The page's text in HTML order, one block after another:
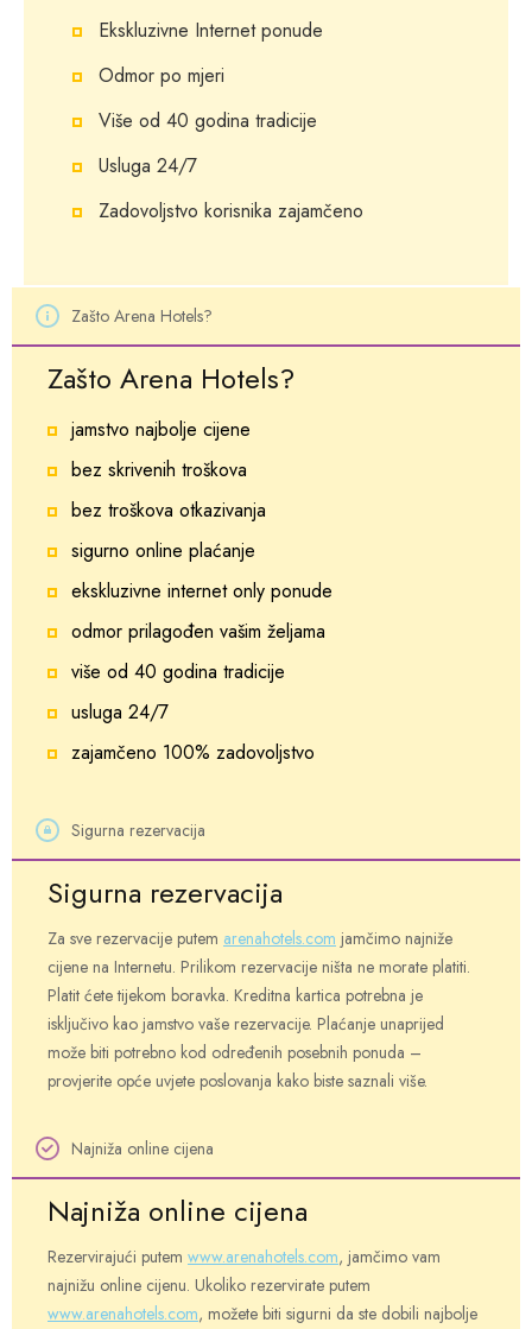
Ekskluzivne Internet ponude
Odmor po mjeri
Više od 40 godina tradicije
Usluga 24/7
Zadovoljstvo korisnika zajamčeno
Zašto Arena Hotels?
Zašto Arena Hotels?
jamstvo najbolje cijene
bez skrivenih troškova
bez troškova otkazivanja
sigurno online plaćanje
ekskluzivne internet only ponude
odmor prilagođen vašim željama
više od 40 godina tradicije
usluga 24/7
zajamčeno 100% zadovoljstvo
Sigurna rezervacija
Sigurna rezervacija
Za sve rezervacije putem arenahotels.com jamčimo najniže
cijene na Internetu. Prilikom rezervacije ništa ne morate platiti.
Platit ćete tijekom boravka. Kreditna kartica potrebna je
isključivo kao jamstvo vaše rezervacije. Plaćanje unaprijed
može biti potrebno kod određenih posebnih ponuda –
provjerite opće uvjete poslovanja kako biste saznali više.
Najniža online cijena
Najniža online cijena
Rezervirajući putem www.arenahotels.com, jamčimo vam
najnižu online cijenu. Ukoliko rezervirate putem
www.arenahotels.com, možete biti sigurni da ste dobili najbolje